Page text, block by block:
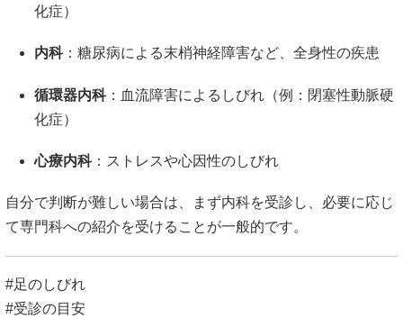
化症）
内科： 糖尿病による末梢神経障害など、全身性の疾患
循環器内科： 血流障害によるしびれ（例：閉塞性動脈硬
化症）
心療内科： ストレスや心因性のしびれ
自分で判断が難しい場合は、まず内科を受診し、必要に応じ
て専門科への紹介を受けることが一般的です。
#足のしびれ
#受診の目安